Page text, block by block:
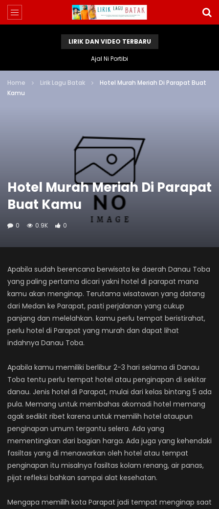
LIRIK DAN VIDEO TERBARU
Ajal Ni Portibi
Home Lirik Lagu Batak
Hotel Murah Meriah Di Parapat Buat
Kamu
Hotel Murah Meriah Di Parapat
Buat Kamu
0 0.9K 0
Apabila sudah berencana berwisata ke daerah Danau Toba
yang paling pertama dicari yakni hotel di parapat mana
kamu akan menginap. Terutama wisatawan yang datang
dari Medan ke Parapat, pasti perjalanan yang cukup
panjang dan melelahkan. kamu perlu tempat beristirahat,
perlu hotel di Parapat yang murah dan dapat lihat
indahnya Danau Toba.
Apabila kamu memiliki berlibur 2-3 hari selama di Danau
Toba tentu perlu tempat hotel atau penginapan di sekitar
danau. Jenis hotel di Parapat, mulai dari kelas bintang 5 ada
pula. Memang untuk membahas akomadi hotel memang
agak sedikit ribet karena untuk memilih hotel ataupun
penginapan umum tergantu selera. Ada yang
mementingkan dari bagian harga. Ada juga yang kehendaki
fasiltas yang di menawarkan oleh hotel atau tempat
penginapan itu misalnya fasiltas kolam renang, air panas,
pijat refleksi bahkan sampai alat kesehatan.
Mengapa memilih kota Parapat jadi tempat menginap saat